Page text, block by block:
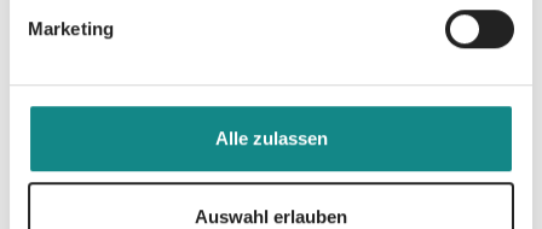
Marketing
Alle zulassen
Auswahl erlauben
Zur Übersicht